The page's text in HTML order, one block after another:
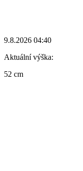
9.8.2026 04:40
Aktuální výška:
52 cm